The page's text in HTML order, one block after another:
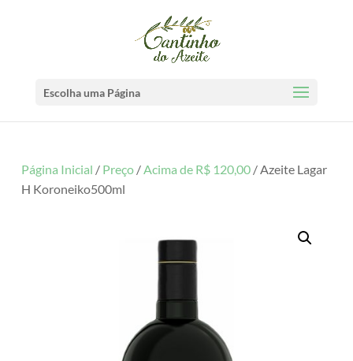
Escolha uma Página
Página Inicial / Preço/Acima de R$ 120,00/ Azeite Lagar
H Koroneiko500ml